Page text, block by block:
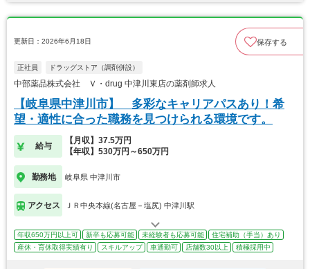
更新日：2026年6月18日 保存する
正社員 ドラッグストア（調剤併設）
中部薬品株式会社 Ｖ・drug 中津川東店の薬剤師求人
【岐阜県中津川市】 多彩なキャリアパスあり！希
望・適性に合った職務を見つけられる環境です。
給与
【月収】37.5万円
【年収】530万円～650万円
勤務地 岐阜県 中津川市
アクセス ＪＲ中央本線(名古屋－塩尻) 中津川駅
年収650万円以上可 新卒も応募可能 未経験者も応募可能
住宅補助（手当）あり
産休・育休取得実績有り
スキルアップ 車通勤可 店舗数30以上 積極採用中